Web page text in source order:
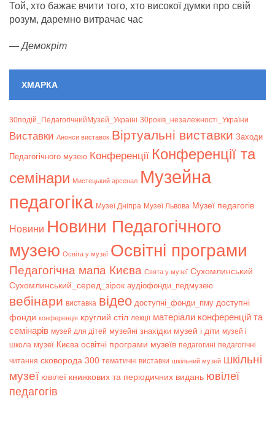
Той, хто бажає вчити того, хто високої думки про свій
розум, даремно витрачає час
—Демокріт
ХМАРКА
30подій_ПедагогічнийМузей_Україні 30років_незалежності_України
Bиставки Анонси виставок Віртуальні виставки Заходи
Педагогічного музею Конференції Конференції та
семінари Мистецький арсенал Музейна
педагогіка Музеї Дніпра Музеї Львова Музеї педагогів
Новини Новини Педагогічного
музею Освіта у музеї Освітні програми
Педагогічна мапа Києва Свята у музеї Сухомлинський
Сухомлинський_серед_зірок аудіофонди_педмузею
вебінари виставка відео доступні_фонди_пму доступні
фонди конференція круглий стіл лекції матеріали конференцій та
семінарів музей для дітей музейні знахідки музей і діти музей і
школа музеї Києва освітні програми музеїв педагогині педагогічні
читання сковорода 300 тематичні виставки шкільний музей шкільні
музеї ювілеї книжкових та періодичних видань ювілеї
педагогів